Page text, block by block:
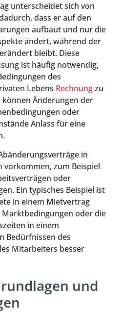
unterscheidet sich von
dass er auf den
aufbaut und nur die
ändert, während der
bleibt. Diese
ist häufig notwendig,
des
Lebens Rechnungzu
können Änderungen der
oder
Anlass für eine
in
vorkommen, zum Beispiel
oder
Ein typisches Beispiel ist
in einem Mietvertrag
oder die
in einem
Bedürfnissen des
Mitarbeiters besser
und